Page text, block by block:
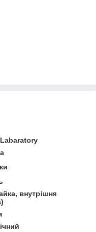
внутрішня